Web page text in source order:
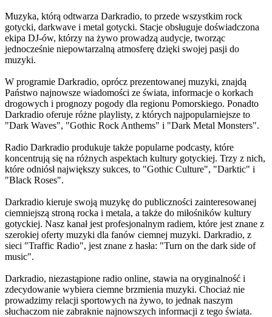
Muzyka, którą odtwarza Darkradio, to przede wszystkim rock
gotycki, darkwave i metal gotycki. Stacje obsługuje doświadczona
ekipa DJ-ów, którzy na żywo prowadzą audycje, tworząc
jednocześnie niepowtarzalną atmosferę dzięki swojej pasji do
muzyki.
W programie Darkradio, oprócz prezentowanej muzyki, znajdą
Państwo najnowsze wiadomości ze świata, informacje o korkach
drogowych i prognozy pogody dla regionu Pomorskiego. Ponadto
Darkradio oferuje różne playlisty, z których najpopularniejsze to
"Dark Waves", "Gothic Rock Anthems" i "Dark Metal Monsters".
Radio Darkradio produkuje także popularne podcasty, które
koncentrują się na różnych aspektach kultury gotyckiej. Trzy z nich,
które odniósł największy sukces, to "Gothic Culture", "Darktic" i
"Black Roses".
Darkradio kieruje swoją muzykę do publiczności zainteresowanej
ciemniejszą stroną rocka i metala, a także do miłośników kultury
gotyckiej. Nasz kanał jest profesjonalnym radiem, które jest znane z
szerokiej oferty muzyki dla fanów ciemnej muzyki. Darkradio, z
sieci "Traffic Radio", jest znane z hasła: "Turn on the dark side of
music".
Darkradio, niezastąpione radio online, stawia na oryginalność i
zdecydowanie wybiera ciemne brzmienia muzyki. Chociaż nie
prowadzimy relacji sportowych na żywo, to jednak naszym
słuchaczom nie zabraknie najnowszych informacji z tego świata.